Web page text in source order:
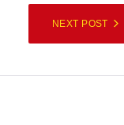
NEXT POST